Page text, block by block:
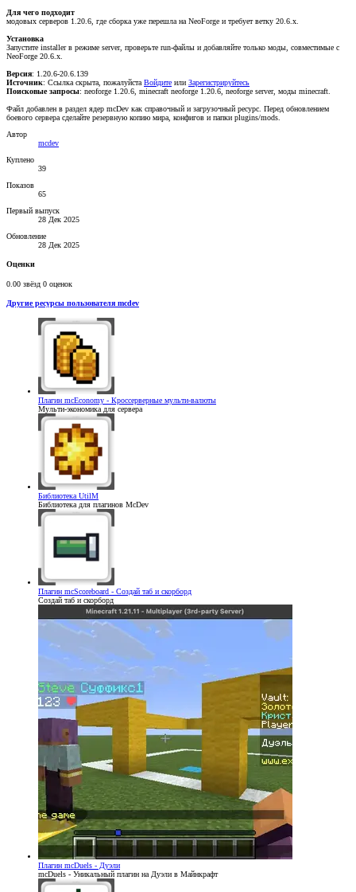
Для чего подходит
модовых серверов 1.20.6, где сборка уже перешла на NeoForge и требует ветку 20.6.x.
Установка
Запустите installer в режиме server, проверьте run-файлы и добавляйте только моды, совместимые с
NeoForge 20.6.x.
Версия: 1.20.6-20.6.139
Источник: Ссылка скрыта, пожалуйста Войдите или Зарегистрируйтесь
Поисковые запросы: neoforge 1.20.6, minecraft neoforge 1.20.6, neoforge server, моды minecraft.
Файл добавлен в раздел ядер mcDev как справочный и загрузочный ресурс. Перед обновлением
боевого сервера сделайте резервную копию мира, конфигов и папки plugins/mods.
Автор
mcdev
Куплено
39
Показов
65
Первый выпуск
28 Дек 2025
Обновление
28 Дек 2025
Оценки
0.00 звёзд 0 оценок
Другие ресурсы пользователя mcdev
Плагин mcEconomy - Кроссерверные мульти-валюты
Мульти-экономика для сервера
Библиотека UtilM
Библиотека для плагинов McDev
Плагин mcScoreboard - Создай таб и скорборд
Создай таб и скорборд
Плагин mcDuels - Дуэли
mcDuels - Уникальный плагин на Дуэли в Майнкрафт